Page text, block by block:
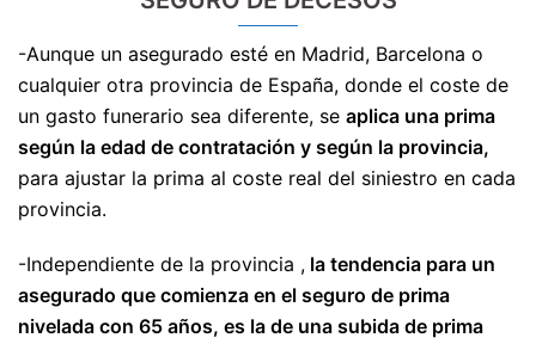
-Aunque un asegurado esté en Madrid, Barcelona o
cualquier otra provincia de España, donde el coste de
un gasto funerario sea diferente, se aplica una prima
según la edad de contratación y según la provincia,
para ajustar la prima al coste real del siniestro en cada
provincia.
-Independiente de la provincia , la tendencia para un
asegurado que comienza en el seguro de prima
nivelada con 65 años, es la de una subida de prima